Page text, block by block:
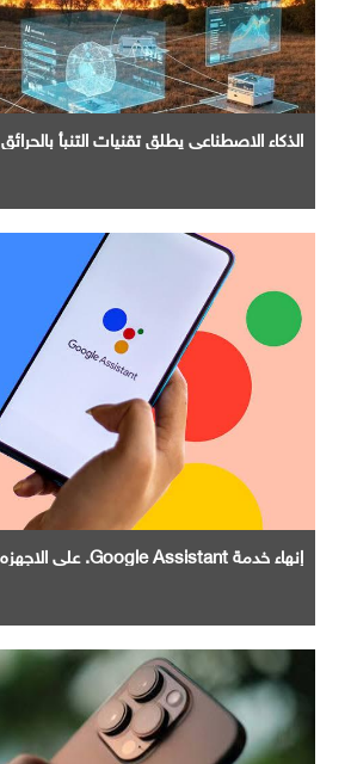
الذكاء الاصطناعي يطلق تقنيات التنبأ بالحرائق
إنهاء خدمة Google Assistant. علي الاجهزه المؤهله